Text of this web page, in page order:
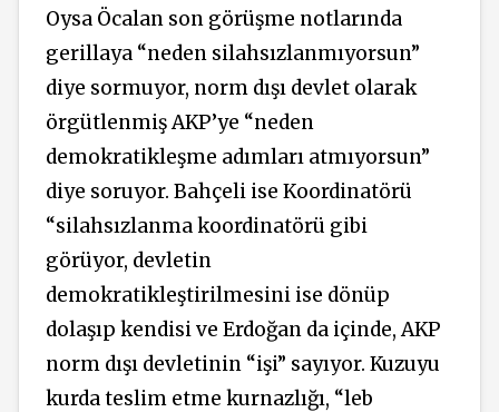
Oysa Öcalan son görüşme notlarında
gerillaya “neden silahsızlanmıyorsun”
diye sormuyor, norm dışı devlet olarak
örgütlenmiş AKP’ye “neden
demokratikleşme adımları atmıyorsun”
diye soruyor. Bahçeli ise Koordinatörü
“silahsızlanma koordinatörü gibi
görüyor, devletin
demokratikleştirilmesini ise dönüp
dolaşıp kendisi ve Erdoğan da içinde, AKP
norm dışı devletinin “işi” sayıyor. Kuzuyu
kurda teslim etme kurnazlığı, “leb